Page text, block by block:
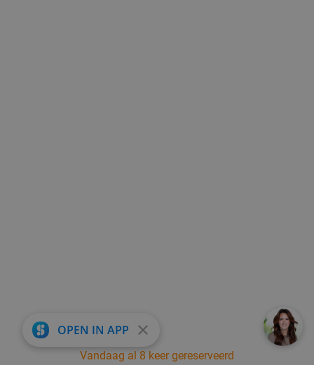
Vandaag al 8 keer gereserveerd
OPEN IN APP close